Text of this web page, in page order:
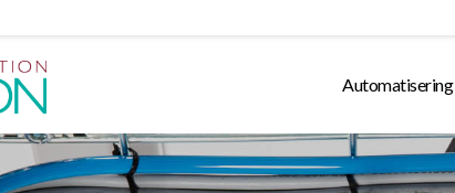
Automatisering